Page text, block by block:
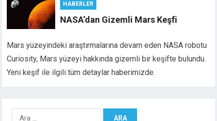
HABERLER
NASA’dan Gizemli Mars Keşfi
Mars yüzeyindeki araştırmalarına devam eden NASA robotu
Curiosity, Mars yüzeyi hakkında gizemli bir keşifte bulundu.
Yeni keşif ile ilgili tüm detaylar haberimizde.
Arama: